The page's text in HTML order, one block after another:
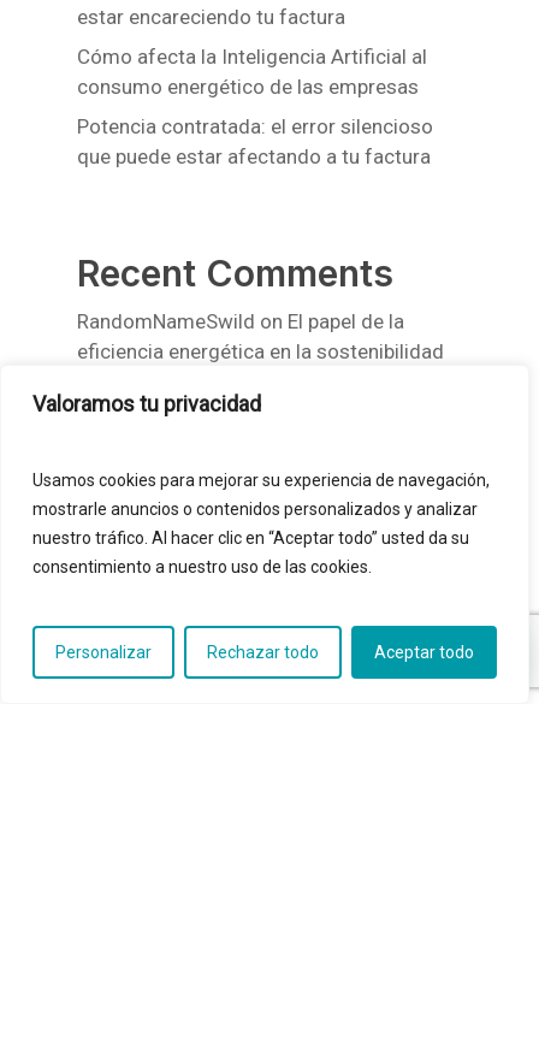
Valoramos tu privacidad
Usamos cookies para mejorar su experiencia de navegación,
mostrarle anuncios o contenidos personalizados y analizar
nuestro tráfico. Al hacer clic en “Aceptar todo” usted da su
consentimiento a nuestro uso de las cookies.
Personalizar Rechazar todo Aceptar todo
estar encareciendo tu factura
Cómo afecta la Inteligencia Artificial al
consumo energético de las empresas
Potencia contratada: el error silencioso
que puede estar afectando a tu factura
Recent Comments
RandomNameSwild on El papel de la
eficiencia energética en la sostenibilidad
empresarial
RandomNameSwildonCómo afrontar el
incremento en la factura de la luz
Bailey GuzowskionCómo afrontar el
incremento en la factura de la luz